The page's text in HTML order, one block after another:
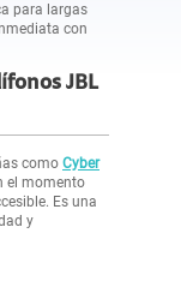
para largas
con
JBL
como Cyber
el momento
Es una
y